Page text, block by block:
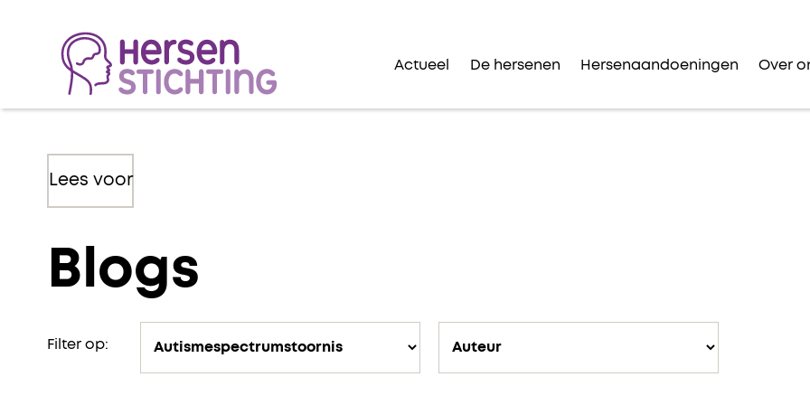
Actueel De hersenen Hersenaandoeningen Over
Lees voor
Blogs
Filter op: